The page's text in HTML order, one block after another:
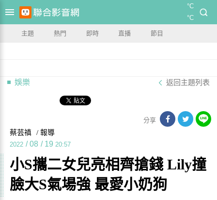
°C
°C
主題 熱門 即時 直播 節目
娛樂 返回主題列表
分享
蔡芸禛 / 報導
2022 / 08 / 19 20:57
小S攜二女兒亮相齊搶錢 Lily撞
臉大S氣場強 最愛小奶狗